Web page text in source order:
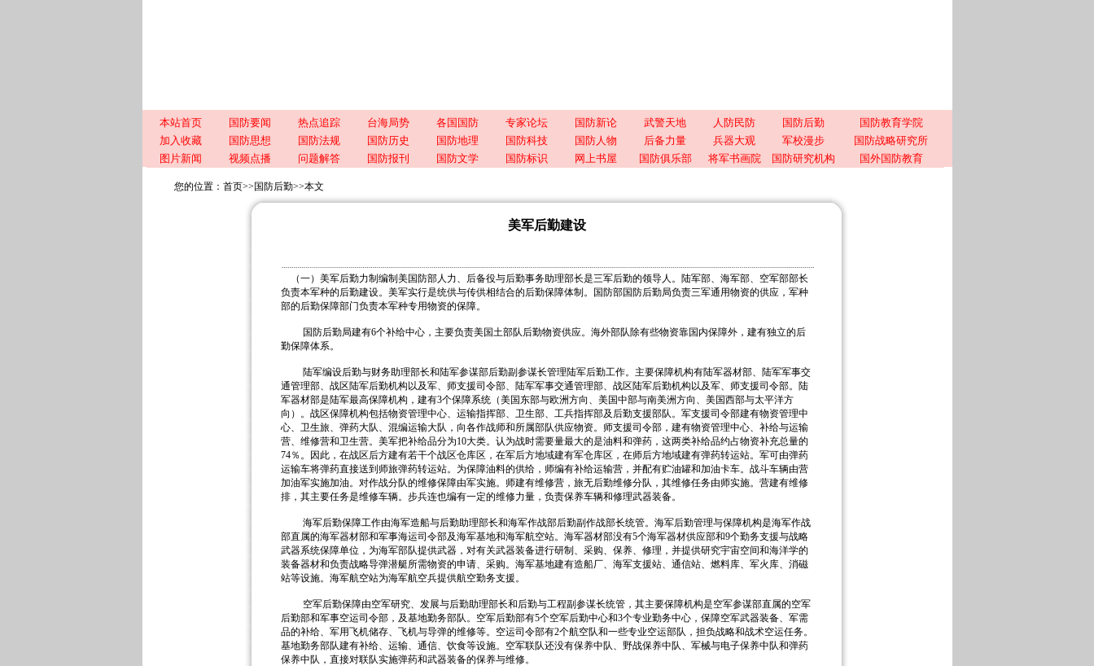
本站首页 国防要闻 热点追踪 台海局势 各国国防 专家论坛 国防新论 武警天地 人防民防 国防后勤
国防教育学院
加入收藏
国防思想 国防法规 国防历史 国防地理 国防科技 国防人物 后备力量 兵器大观 军校漫步
国防战略研究所
图片新闻
视频点播 问题解答 国防报刊 国防文学 国防标识 网上书屋 国防俱乐部 将军书画院 国防研究机构 国外国防教育
您的位置： 首页>> 国防后勤>>本文
美军后勤建设
（一）美军后勤力制编制美国防部人力、后备役与后勤事务助理部长是三军后勤的领导人。陆军部、海军部、空军部部长
负责本军种的后勤建设。美军实行是统供与传供相结合的后勤保障体制。国防部国防后勤局负责三军通用物资的供应，军种
部的后勤保障部门负责本军种专用物资的保障。
国防后勤局建有6个补给中心，主要负责美国土部队后勤物资供应。海外部队除有些物资靠国内保障外，建有独立的后
勤保障体系。
陆军编设后勤与财务助理部长和陆军参谋部后勤副参谋长管理陆军后勤工作。主要保障机构有陆军器材部、陆军军事交
通管理部、战区陆军后勤机构以及军、师支援司令部、陆军军事交通管理部、战区陆军后勤机构以及军、师支援司令部。陆
军器材部是陆军最高保障机构，建有3个保障系统（美国东部与欧洲方向、美国中部与南美洲方向、美国西部与太平洋方
向）。战区保障机构包括物资管理中心、运输指挥部、卫生部、工兵指挥部及后勤支援部队。军支援司令部建有物资管理中
心、卫生旅、弹药大队、混编运输大队，向各作战师和所属部队供应物资。师支援司令部，建有物资管理中心、补给与运输
营、维修营和卫生营。美军把补给品分为10大类。认为战时需要量最大的是油料和弹药，这两类补给品约占物资补充总量的
74％。因此，在战区后方建有若干个战区仓库区，在军后方地域建有军仓库区，在师后方地域建有弹药转运站。军可由弹药
运输车将弹药直接送到师旅弹药转运站。为保障油料的供给，师编有补给运输营，并配有贮油罐和加油卡车。战斗车辆由营
加油军实施加油。对作战分队的维修保障由军实施。师建有维修营，旅无后勤维修分队，其维修任务由师实施。营建有维修
排，其主要任务是维修车辆。步兵连也编有一定的维修力量，负责保养车辆和修理武器装备。
海军后勤保障工作由海军造船与后勤助理部长和海军作战部后勤副作战部长统管。海军后勤管理与保障机构是海军作战
部直属的海军器材部和军事海运司令部及海军基地和海军航空站。海军器材部没有5个海军器材供应部和9个勤务支援与战略
武器系统保障单位，为海军部队提供武器，对有关武器装备进行研制、采购、保养、修理，并提供研究宇宙空间和海洋学的
装备器材和负责战略导弹潜艇所需物资的申请、采购。海军基地建有造船厂、海军支援站、通信站、燃料库、军火库、消磁
站等设施。海军航空站为海军航空兵提供航空勤务支援。
空军后勤保障由空军研究、发展与后勤助理部长和后勤与工程副参谋长统管，其主要保障机构是空军参谋部直属的空军
后勤部和军事空运司令部，及基地勤务部队。空军后勤部有5个空军后勤中心和3个专业勤务中心，保障空军武器装备、军需
品的补给、军用飞机储存、飞机与导弹的维修等。空运司令部有2个航空队和一些专业空运部队，担负战略和战术空运任务。
基地勤务部队建有补给、运输、通信、饮食等设施。空军联队还没有保养中队、野战保养中队、军械与电子保养中队和弹药
保养中队，直接对联队实施弹药和武器装备的保养与维修。